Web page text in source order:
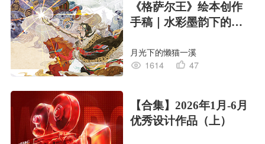
《格萨尔王》绘本创作
手稿｜水彩墨韵下的史
月光下的懒猫一溪
1614
47
【合集】2026年1月-6月
优秀设计作品（上）